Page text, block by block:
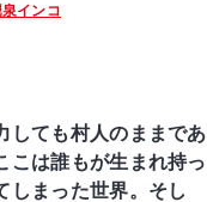
インコ
しても村人のままであ
は誰もが生まれ持っ
しまった世界。そし